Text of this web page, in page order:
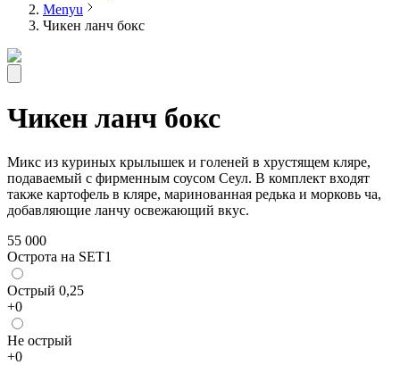
Menyu
Чикен ланч бокс
Чикен ланч бокс
Микс из куриных крылышек и голеней в хрустящем кляре,
подаваемый с фирменным соусом Сеул. В комплект входят
также картофель в кляре, маринованная редька и морковь ча,
добавляющие ланчу освежающий вкус.
55 000
Острота на SET1
Острый 0,25
+0
Не острый
+0